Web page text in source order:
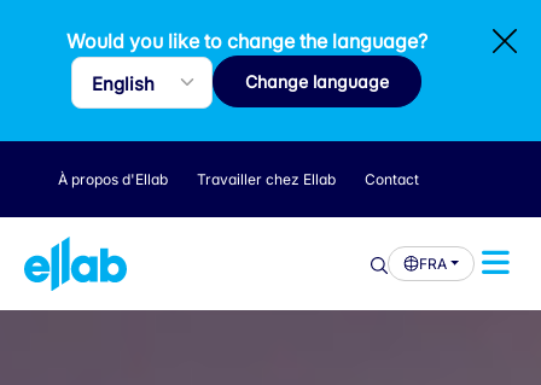
Would you like to change the language?
Change language
À propos d'Ellab Travailler chez Ellab Contact
FRA